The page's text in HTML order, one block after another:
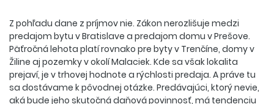
Z pohľadu dane z príjmov nie. Zákon nerozlišuje medzi
predajom bytu v Bratislave a predajom domu v Prešove.
Päťročná lehota platí rovnako pre byty v Trenčíne, domy v
Žiline aj pozemky v okolí Malaciek. Kde sa však lokalita
prejaví, je v trhovej hodnote a rýchlosti predaja. A práve tu
sa dostávame k pôvodnej otázke. Predávajúci, ktorý nevie,
aká bude jeho skutočná daňová povinnosť, má tendenciu